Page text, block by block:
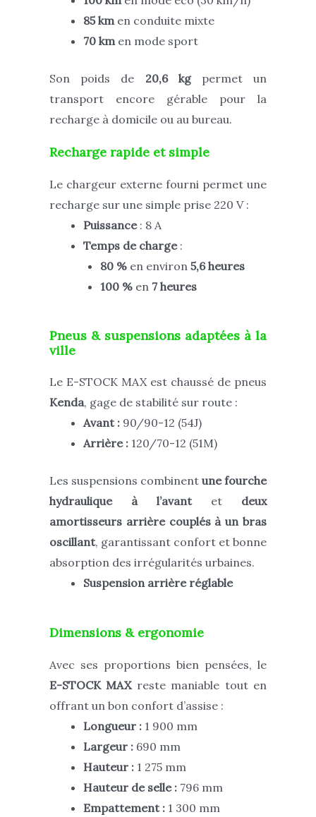
85 kmen conduite mixte
70 kmen mode sport
Son poids de 20,6 kgpermet un
transport encore gérable pour la
recharge à domicile ou au bureau.
Recharge rapide et simple
Le chargeur externe fourni permet une
recharge sur une simple prise 220 V :
Puissance: 8 A
Temps de charge:
80 % en environ 5,6 heures
100 % en 7 heures
Pneus & suspensions adaptées à la
ville
Le E-STOCK MAX est chaussé de pneus
Kenda, gage de stabilité sur route :
Avant : 90/90-12 (54J)
Arrière : 120/70-12 (51M)
Les suspensions combinent une fourche
hydraulique à l’avantet deux
amortisseurs arrière couplés à un bras
oscillant, garantissant confort et bonne
absorption des irrégularités urbaines.
Suspension arrière réglable
Dimensions & ergonomie
Avec ses proportions bien pensées, le
E-STOCK MAX reste maniable tout en
offrant un bon confort d’assise :
Longueur : 1 900 mm
Largeur : 690 mm
Hauteur : 1 275 mm
Hauteur de selle : 796 mm
Empattement : 1 300 mm